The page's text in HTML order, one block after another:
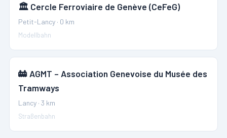
🏛️ Cercle Ferroviaire de Genève (CeFeG)
Petit-Lancy · 0 km
Modellbahn
🚋 AGMT – Association Genevoise du Musée des
Tramways
Lancy ·3 km
Straßenbahn